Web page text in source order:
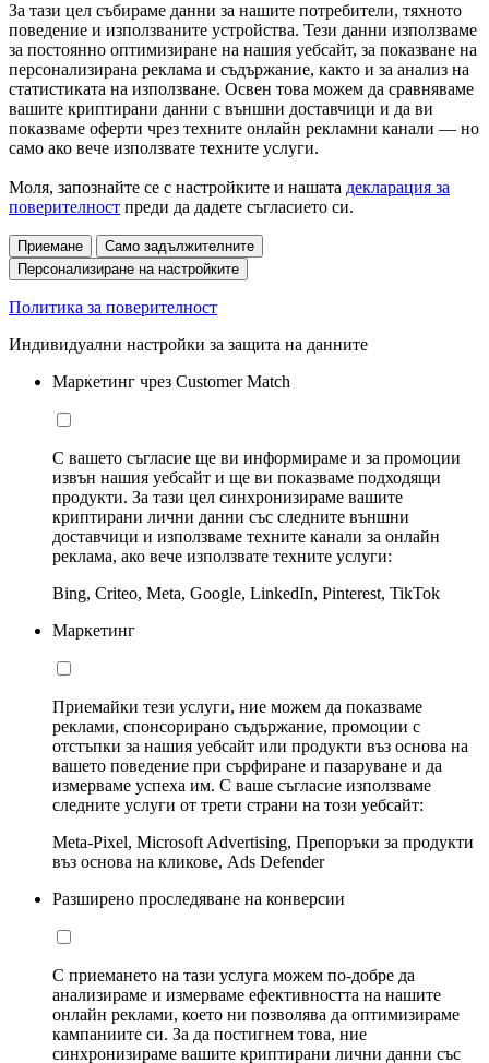
За тази цел събираме данни за нашите потребители, тяхното
поведение и използваните устройства. Тези данни използваме
за постоянно оптимизиране на нашия уебсайт, за показване на
персонализирана реклама и съдържание, както и за анализ на
статистиката на използване. Освен това можем да сравняваме
вашите криптирани данни с външни доставчици и да ви
показваме оферти чрез техните онлайн рекламни канали — но
само ако вече използвате техните услуги.
Моля, запознайте се с настройките и нашата декларация за
поверителност преди да дадете съгласието си.
Приемане
Само задължителните
Персонализиране на настройките
Политика за поверителност
Индивидуални настройки за защита на данните
Маркетинг чрез Customer Match
С вашето съгласие ще ви информираме и за промоции
извън нашия уебсайт и ще ви показваме подходящи
продукти. За тази цел синхронизираме вашите
криптирани лични данни със следните външни
доставчици и използваме техните канали за онлайн
реклама, ако вече използвате техните услуги:
Bing, Criteo, Meta, Google, LinkedIn, Pinterest, TikTok
Маркетинг
Приемайки тези услуги, ние можем да показваме
реклами, спонсорирано съдържание, промоции с
отстъпки за нашия уебсайт или продукти въз основа на
вашето поведение при сърфиране и пазаруване и да
измерваме успеха им. С ваше съгласие използваме
следните услуги от трети страни на този уебсайт:
Meta-Pixel, Microsoft Advertising, Препоръки за продукти
въз основа на кликове, Ads Defender
Разширено проследяване на конверсии
С приемането на тази услуга можем по-добре да
анализираме и измерваме ефективността на нашите
онлайн реклами, което ни позволява да оптимизираме
кампаниите си. За да постигнем това, ние
синхронизираме вашите криптирани лични данни със